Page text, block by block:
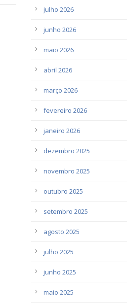
julho 2026
junho 2026
maio 2026
abril 2026
março 2026
fevereiro 2026
janeiro 2026
dezembro 2025
novembro 2025
outubro 2025
setembro 2025
agosto 2025
julho 2025
junho 2025
maio 2025